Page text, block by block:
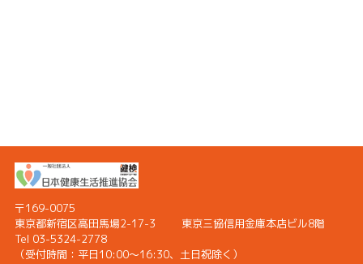
〒169-0075
東京都新宿区高田馬場2-17-3 東京三協信用金庫本店ビル8階
Tel 03-5324-2778
（受付時間： 平日10:00〜16:30、土日祝除く）